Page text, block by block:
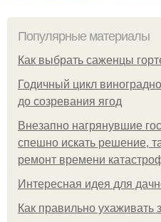
Популярные материалы
Как выбрать саженцы
Годичный цикл
до созревания ягод
Внезапно нагрянувшие
спешно искать решение,
ремонт времени
Интересная идея для
Как правильно ухаживать